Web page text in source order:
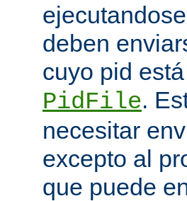
deben
cuyo pid
PidFile.
necesitar
excepto al
que puede